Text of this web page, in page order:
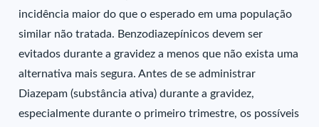
incidência maior do que o esperado em uma população
similar não tratada. Benzodiazepínicos devem ser
evitados durante a gravidez a menos que não exista uma
alternativa mais segura. Antes de se administrar
Diazepam (substância ativa) durante a gravidez,
especialmente durante o primeiro trimestre, os possíveis